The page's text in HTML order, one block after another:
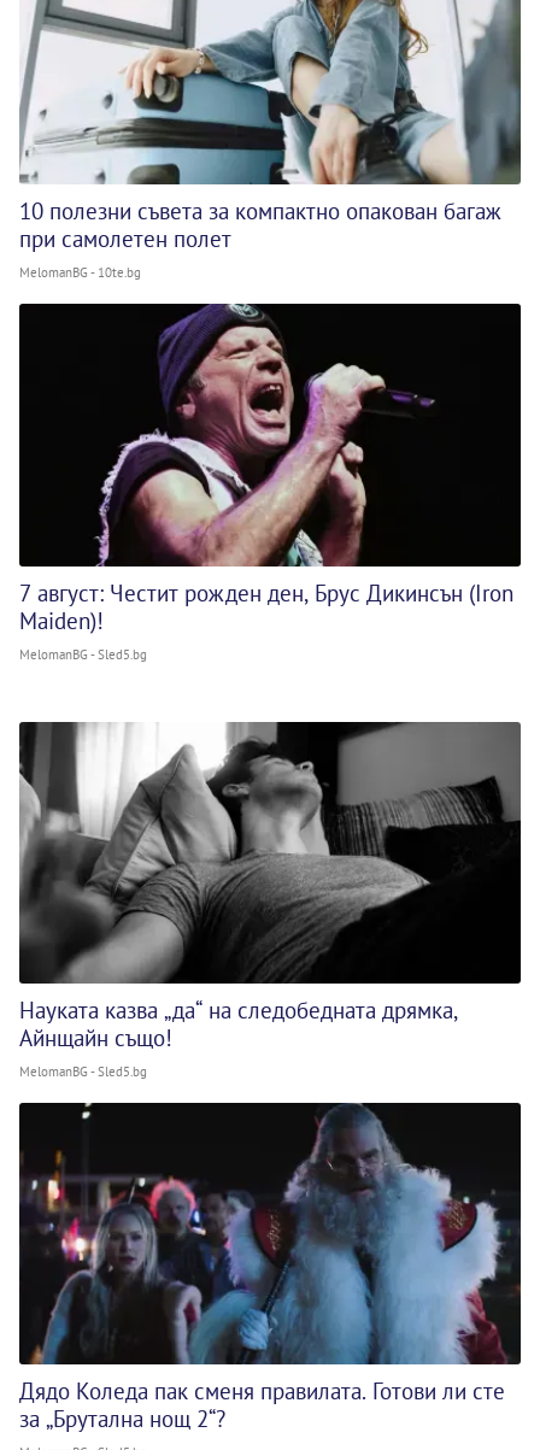
10 полезни съвета за компактно опакован багаж
при самолетен полет
MelomanBG - 10te.bg
7 август: Честит рожден ден, Брус Дикинсън (Iron
Maiden)!
MelomanBG - Sled5.bg
Науката казва „да“ на следобедната дрямка,
Айнщайн също!
MelomanBG - Sled5.bg
Дядо Коледа пак сменя правилата. Готови ли сте
за „Брутална нощ 2“?